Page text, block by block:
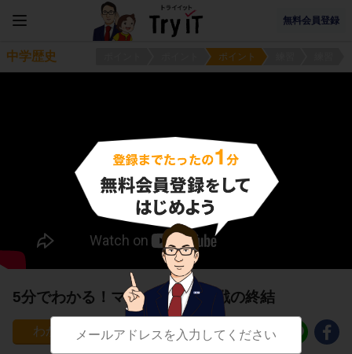
無料会員登録
中学歴史 ポイント
5分でわかる！マルタ会談と冷戦の終結
117